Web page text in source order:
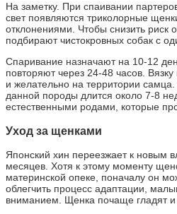
На заметку. При спаивании
свет появляются триколорные
отклонениями. Чтобы снизить риск
подбирают чистокровных собак с
Спаривание назначают на 10-12
повторяют через 24-48 часов.
и желательно на территории
данной породы длится около 7-8
естественными родами, которые
Уход за щенками
Японский хин переезжает к новым
месяцев. Хотя к этому моменту
материнской опеке, поначалу он
облегчить процесс адаптации,
вниманием. Щенка почаще гладят и